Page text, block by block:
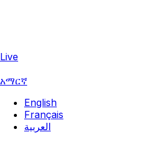
Live
አማርኛ
English
Français
العربية